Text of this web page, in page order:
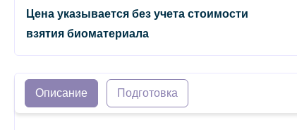
Цена указывается без учета стоимости
взятия биоматериала
Описание Подготовка